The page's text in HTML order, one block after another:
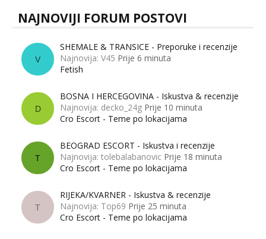
NAJNOVIJI FORUM POSTOVI
V
SHEMALE & TRANSICE - Preporuke i recenzije
Najnovija: V45 Prije 6 minuta
Fetish
D
BOSNA I HERCEGOVINA - Iskustva & recenzije
Najnovija: decko_24g Prije 10 minuta
Cro Escort - Teme po lokacijama
T
BEOGRAD ESCORT - Iskustva i recenzije
Najnovija: tolebalabanovic Prije 18 minuta
Cro Escort - Teme po lokacijama
T
RIJEKA/KVARNER - Iskustva & recenzije
Najnovija: Top69 Prije 25 minuta
Cro Escort - Teme po lokacijama